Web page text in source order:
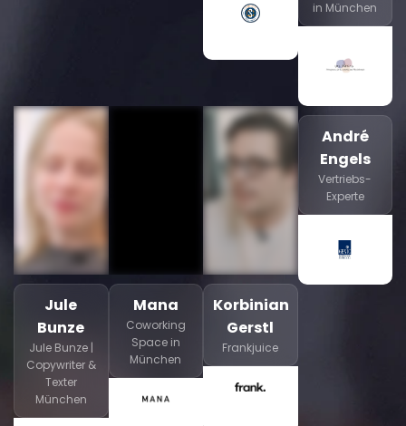
in München
Jule
Bunze
Jule Bunze |
Copywriter &
Texter
München
Mana
Coworking
Space in
München
Korbinian
Gerstl
Frankjuice
André
Engels
Vertriebs-
Experte